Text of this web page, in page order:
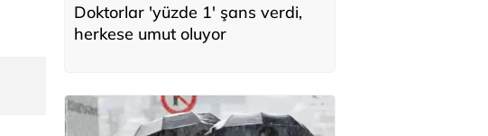
Doktorlar 'yüzde 1' şans verdi,
herkese umut oluyor